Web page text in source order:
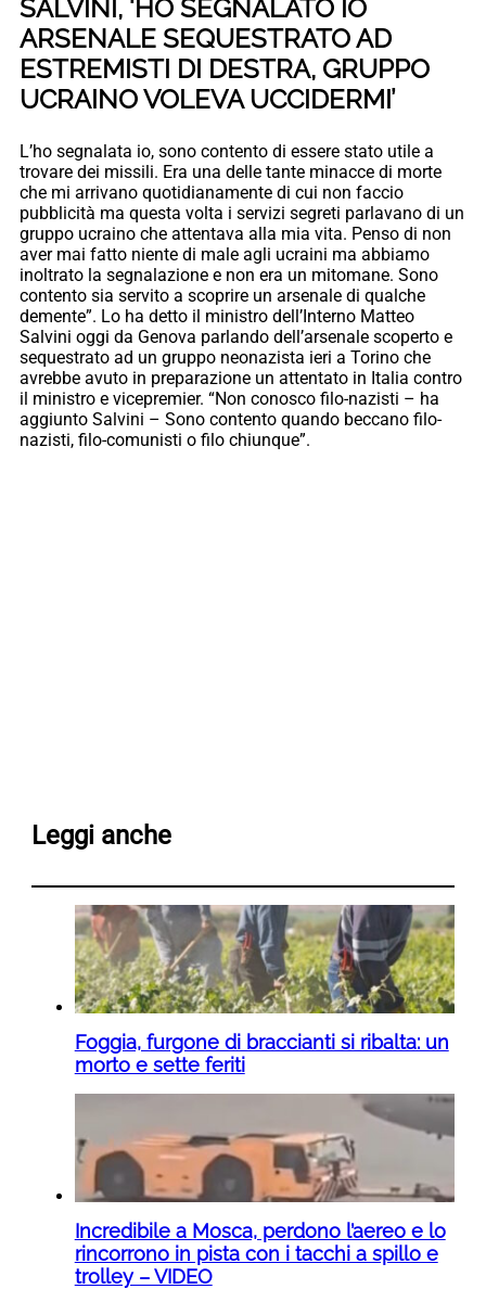
SALVINI, ‘HO SEGNALATO IO
ARSENALE SEQUESTRATO AD
ESTREMISTI DI DESTRA, GRUPPO
UCRAINO VOLEVA UCCIDERMI’
L’ho segnalata io, sono contento di essere stato utile a
trovare dei missili. Era una delle tante minacce di morte
che mi arrivano quotidianamente di cui non faccio
pubblicità ma questa volta i servizi segreti parlavano di un
gruppo ucraino che attentava alla mia vita. Penso di non
aver mai fatto niente di male agli ucraini ma abbiamo
inoltrato la segnalazione e non era un mitomane. Sono
contento sia servito a scoprire un arsenale di qualche
demente”. Lo ha detto il ministro dell’Interno Matteo
Salvini oggi da Genova parlando dell’arsenale scoperto e
sequestrato ad un gruppo neonazista ieri a Torino che
avrebbe avuto in preparazione un attentato in Italia contro
il ministro e vicepremier. “Non conosco filo-nazisti – ha
aggiunto Salvini – Sono contento quando beccano filo-
nazisti, filo-comunisti o filo chiunque”.
Leggi anche
Foggia, furgone di braccianti si ribalta: un
morto e sette feriti
Incredibile a Mosca, perdono l’aereo e lo
rincorrono in pista con i tacchi a spillo e
trolley – VIDEO